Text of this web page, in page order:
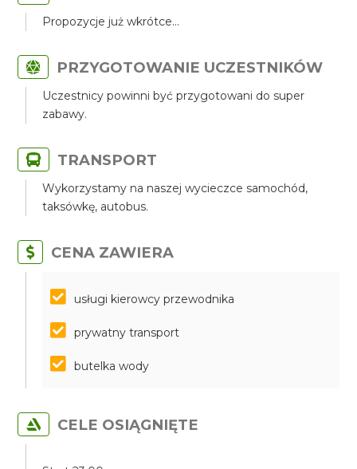
Propozycje już wkrótce...
PRZYGOTOWANIE UCZESTNIKÓW
Uczestnicy powinni być przygotowani do super
zabawy.
TRANSPORT
Wykorzystamy na naszej wycieczce samochód,
taksówkę, autobus.
CENA ZAWIERA
​​​​​​​usługi kierowcy przewodnika
prywatny transport
butelka wody
CELE OSIĄGNIĘTE